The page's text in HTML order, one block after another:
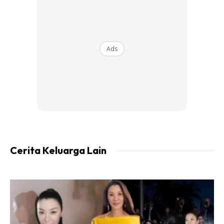
Ads
Cerita Keluarga Lain